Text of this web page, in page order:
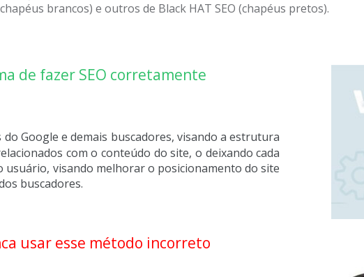
brancos) e outros de Black HAT SEO (chapéus pretos).
de fazer SEO corretamente
Google e demais buscadores, visando a estrutura
com o conteúdo do site, o deixando cada
usuário, visando melhorar o posicionamento do site
buscadores.
usar esse método incorreto